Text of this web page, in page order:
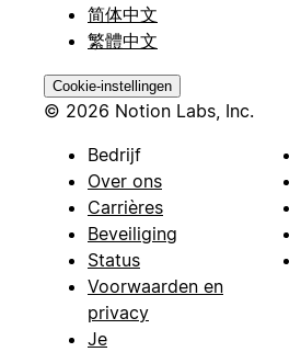
简体中文
繁體中文
Cookie-instellingen
© 2026 Notion Labs, Inc.
Bedrijf
Over ons
Carrières
Beveiliging
Status
Voorwaarden en
privacy
Je